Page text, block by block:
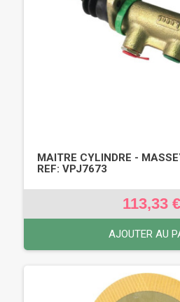
MAITRE CYLINDRE -
REF: VPJ7673
113,33 €
AJOUTER AU